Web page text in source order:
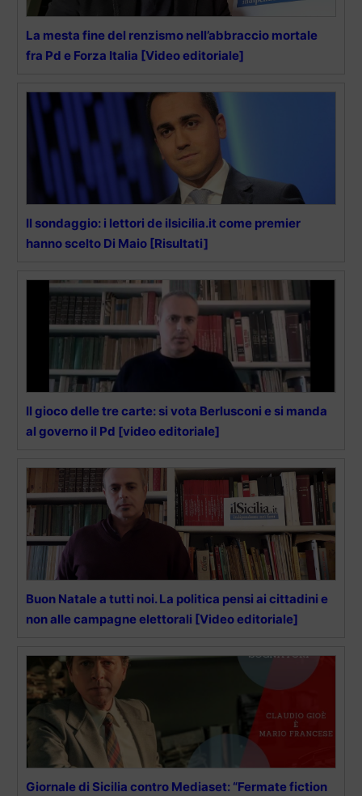
La mesta fine del renzismo nell’abbraccio mortale
fra Pd e Forza Italia [Video editoriale]
Il sondaggio: i lettori de ilsicilia.it come premier
hanno scelto Di Maio [Risultati]
Il gioco delle tre carte: si vota Berlusconi e si manda
al governo il Pd [video editoriale]
Buon Natale a tutti noi. La politica pensi ai cittadini e
non alle campagne elettorali [Video editoriale]
Giornale di Sicilia contro Mediaset: “Fermate fiction